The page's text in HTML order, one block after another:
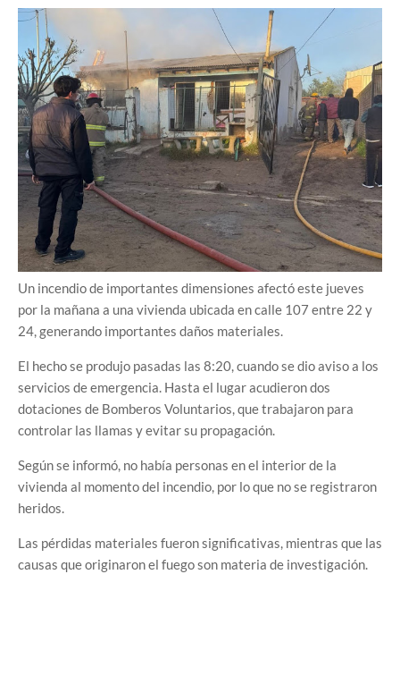
Un incendio de importantes dimensiones afectó este jueves
por la mañana a una vivienda ubicada en calle 107 entre 22 y
24, generando importantes daños materiales.
El hecho se produjo pasadas las 8:20, cuando se dio aviso a los
servicios de emergencia. Hasta el lugar acudieron dos
dotaciones de Bomberos Voluntarios, que trabajaron para
controlar las llamas y evitar su propagación.
Según se informó, no había personas en el interior de la
vivienda al momento del incendio, por lo que no se registraron
heridos.
Las pérdidas materiales fueron significativas, mientras que las
causas que originaron el fuego son materia de investigación.